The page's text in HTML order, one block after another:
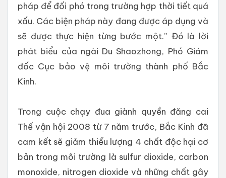
pháp để đối phó trong trường hợp thời tiết quá
xấu. Các biện pháp này đang được áp dụng và
sẽ được thực hiện từng bước một.” Đó là lời
phát biểu của ngài Du Shaozhong, Phó Giám
đốc Cục bảo vệ môi trường thành phố Bắc
Kinh.
Trong cuộc chạy đua giành quyền đăng cai
Thế vận hội 2008 từ 7 năm trước, Bắc Kinh đã
cam kết sẽ giảm thiểu lượng 4 chất độc hại cơ
bản trong môi trường là sulfur dioxide, carbon
monoxide, nitrogen dioxide và những chất gây